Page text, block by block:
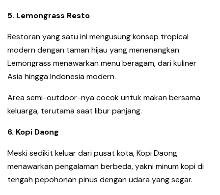
5.⁠ ⁠Lemongrass Resto
Restoran yang satu ini mengusung konsep tropical
modern dengan taman hijau yang menenangkan.
Lemongrass menawarkan menu beragam, dari kuliner
Asia hingga Indonesia modern.
Area semi-outdoor-nya cocok untuk makan bersama
keluarga, terutama saat libur panjang.
6.⁠ ⁠Kopi Daong
Meski sedikit keluar dari pusat kota, Kopi Daong
menawarkan pengalaman berbeda, yakni minum kopi di
tengah pepohonan pinus dengan udara yang segar.